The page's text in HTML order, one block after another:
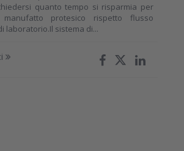
quanto tempo si risparmia per
protesico rispetto flusso
laboratorio.Il sistema di...